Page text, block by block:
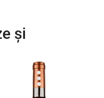
și